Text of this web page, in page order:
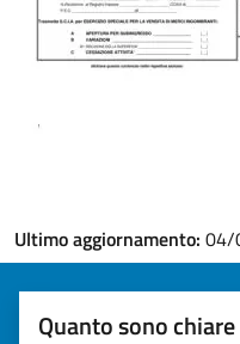
Ultimo aggiornamento: 04/
Quanto sono